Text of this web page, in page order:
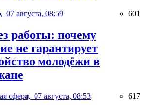
07 августа, 08:59 601
работы: почему
не гарантирует
молодёжи в
сфера, 07 августа, 08:53 617